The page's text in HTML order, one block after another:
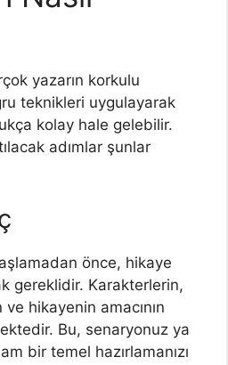
yazarın korkulu
teknikleri uygulayarak
kolay hale gelebilir.
adımlar şunlar
önce, hikaye
gereklidir. Karakterlerin,
ve hikayenin amacının
Bu, senaryonuz ya
bir temel hazırlamanızı